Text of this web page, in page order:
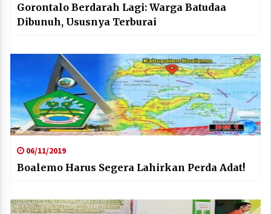
Gorontalo Berdarah Lagi: Warga Batudaa
Dibunuh, Ususnya Terburai
06/11/2019
Boalemo Harus Segera Lahirkan Perda Adat!